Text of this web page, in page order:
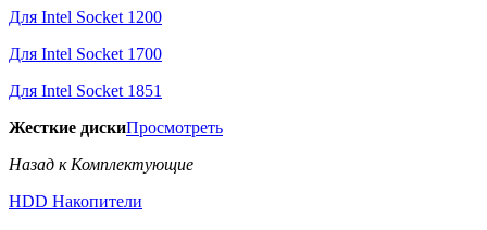
Для Intel Socket 1200
Для Intel Socket 1700
Для Intel Socket 1851
Жесткие дискиПросмотреть
Назад к Комплектующие
HDD Накопители